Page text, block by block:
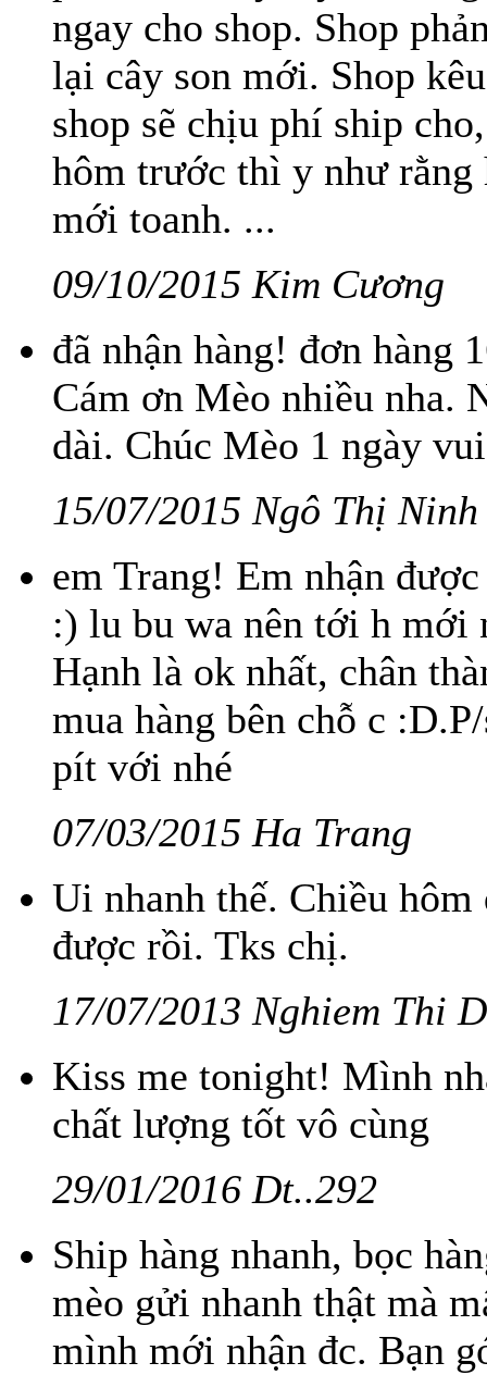
ngay cho shop. Shop
lại cây son mới. Shop
shop sẽ chịu phí ship
hôm trước thì y như rằng
mới toanh. ...
09/10/2015 Kim Cương
đã nhận hàng! đơn hàng
Cám ơn Mèo nhiều nha.
dài. Chúc Mèo 1 ngày
15/07/2015 Ngô Thị
em Trang! Em nhận
:) lu bu wa nên tới h mới
Hạnh là ok nhất, chân
mua hàng bên chỗ c
pít với nhé
07/03/2015 Ha Trang
Ui nhanh thế. Chiều hôm
được rồi. Tks chị.
17/07/2013 Nghiem Thi
Kiss me tonight! Mình
chất lượng tốt vô cùng
29/01/2016 Dt..292
Ship hàng nhanh, bọc
mèo gửi nhanh thật mà
mình mới nhận đc. Bạn